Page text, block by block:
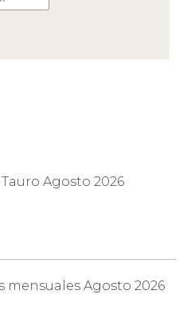
Agosto 2026
mensuales Agosto 2026